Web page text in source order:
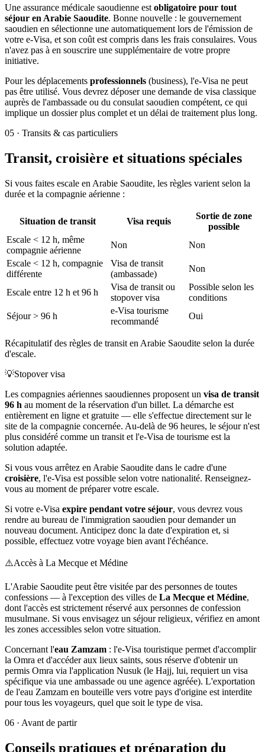
Une assurance médicale saoudienne est obligatoire pour tout
séjour en Arabie Saoudite. Bonne nouvelle : le gouvernement
saoudien en sélectionne une automatiquement lors de l'émission de
votre e-Visa, et son coût est compris dans les frais consulaires. Vous
n'avez pas à en souscrire une supplémentaire de votre propre
initiative.
Pour les déplacements professionnels (business), l'e-Visa ne peut
pas être utilisé. Vous devrez déposer une demande de visa classique
auprès de l'ambassade ou du consulat saoudien compétent, ce qui
implique un dossier plus complet et un délai de traitement plus long.
05 · Transits & cas particuliers
Transit, croisière et situations spéciales
Si vous faites escale en Arabie Saoudite, les règles varient selon la
durée et la compagnie aérienne :
Situation de transit Visa requis
Sortie de zone
possible
Escale < 12 h, même
compagnie aérienne
Non
Non
Escale < 12 h, compagnie
différente
Visa de transit
(ambassade)
Non
Escale entre 12 h et 96 h
Visa de transit ou
stopover visa
Possible selon les
conditions
Séjour > 96 h
e-Visa tourisme
recommandé
Oui
Récapitulatif des règles de transit en Arabie Saoudite selon la durée
d'escale.
💡Stopover visa
Les compagnies aériennes saoudiennes proposent un visa de transit
96 h au moment de la réservation d'un billet. La démarche est
entièrement en ligne et gratuite — elle s'effectue directement sur le
site de la compagnie concernée. Au-delà de 96 heures, le séjour n'est
plus considéré comme un transit et l'e-Visa de tourisme est la
solution adaptée.
Si vous vous arrêtez en Arabie Saoudite dans le cadre d'une
croisière, l'e-Visa est possible selon votre nationalité. Renseignez-
vous au moment de préparer votre escale.
Si votre e-Visa expire pendant votre séjour, vous devrez vous
rendre au bureau de l'immigration saoudien pour demander un
nouveau document. Anticipez donc la date d'expiration et, si
possible, effectuez votre voyage bien avant l'échéance.
⚠️Accès à La Mecque et Médine
L'Arabie Saoudite peut être visitée par des personnes de toutes
confessions — à l'exception des villes de La Mecque et Médine,
dont l'accès est strictement réservé aux personnes de confession
musulmane. Si vous envisagez un séjour religieux, vérifiez en amont
les zones accessibles selon votre situation.
Concernant l'eau Zamzam : l'e-Visa touristique permet d'accomplir
la Omra et d'accéder aux lieux saints, sous réserve d'obtenir un
permis Omra via l'application Nusuk (le Hajj, lui, requiert un visa
spécifique via une ambassade ou une agence agréée). L'exportation
de l'eau Zamzam en bouteille vers votre pays d'origine est interdite
pour tous les voyageurs, quel que soit le type de visa.
06 · Avant de partir
Conseils pratiques et préparation du